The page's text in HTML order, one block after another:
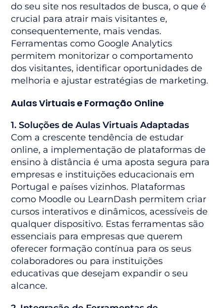
do seu site nos resultados de busca, o que é
crucial para atrair mais visitantes e,
consequentemente, mais vendas.
Ferramentas como Google Analytics
permitem monitorizar o comportamento
dos visitantes, identificar oportunidades de
melhoria e ajustar estratégias de marketing.
Aulas Virtuais e Formação Online
1. Soluções de Aulas Virtuais Adaptadas
Com a crescente tendência de estudar
online, a implementação de plataformas de
ensino à distância é uma aposta segura para
empresas e instituições educacionais em
Portugal e países vizinhos. Plataformas
como Moodle ou LearnDash permitem criar
cursos interativos e dinâmicos, acessíveis de
qualquer dispositivo. Estas ferramentas são
essenciais para empresas que querem
oferecer formação contínua para os seus
colaboradores ou para instituições
educativas que desejam expandir o seu
alcance.